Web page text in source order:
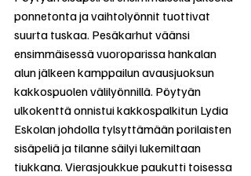
ponnetonta ja vaihtolyönnit tuottivat
suurta tuskaa. Pesäkarhut väänsi
ensimmäisessä vuoroparissa hankalan
alun jälkeen kamppailun avausjuoksun
kakkospuolen välilyönnillä. Pöytyän
ulkokenttä onnistui kakkospalkitun Lydia
Eskolan johdolla tylsyttämään porilaisten
sisäpeliä ja tilanne säilyi lukemiltaan
tiukkana. Vierasjoukkue paukutti toisessa